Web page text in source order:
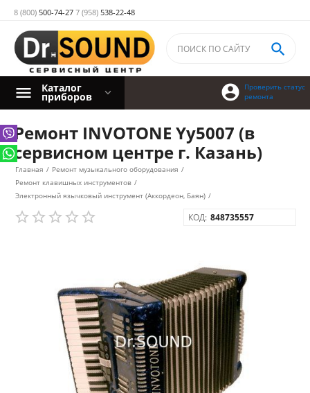
8 (800) 500-74-27 7 (958) 538-22-48
Проверить статус
ремонта


Каталог
приборов
Ремонт INVOTONE Yy5007 (в
сервисном центре г. Казань)
Главная / Ремонт музыкального оборудования /
Ремонт клавишных инструментов /
Электронный язычковый инструмент (Аккордеон, Баян) /
КОД: 848735557